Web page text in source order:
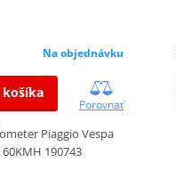
Na objednávku
košíka
Porovnať
Piaggio Vespa
60KMH 190743